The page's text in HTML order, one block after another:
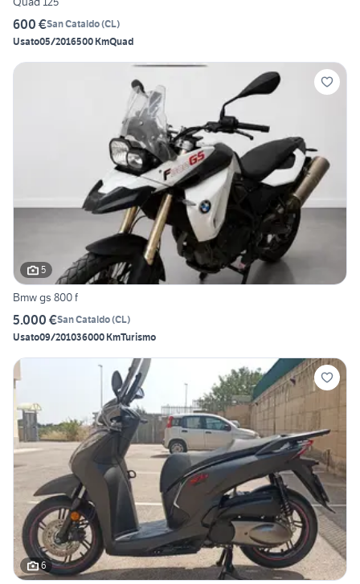
600 €San Cataldo(CL)
Usato05/2016500 KmQuad
5
Bmw gs 800 f
5.000 €San Cataldo(CL)
Usato09/201036000 KmTurismo
6